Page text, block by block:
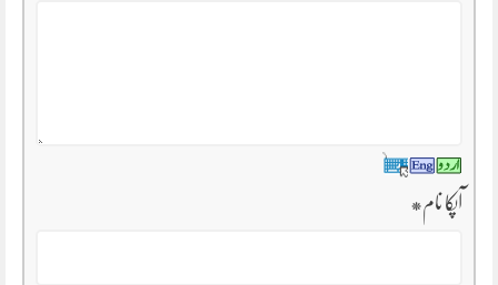
آپکا نام*